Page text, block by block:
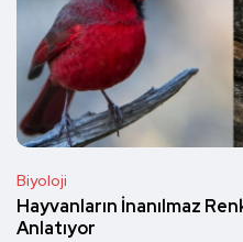
Biyoloji
Hayvanların İnanılmaz
Anlatıyor